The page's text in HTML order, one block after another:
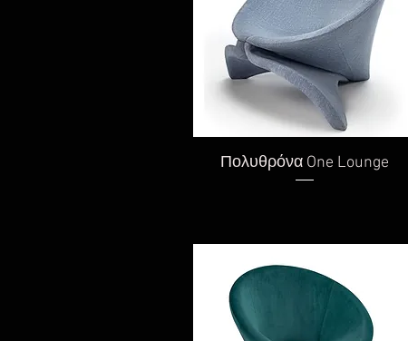
Γρήγορη προβολή
Πολυθρόνα One Lounge